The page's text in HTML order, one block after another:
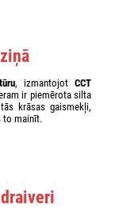
, izmantojot CCT
ir piemērota silta
krāsas gaismekļi,
to mainīt.